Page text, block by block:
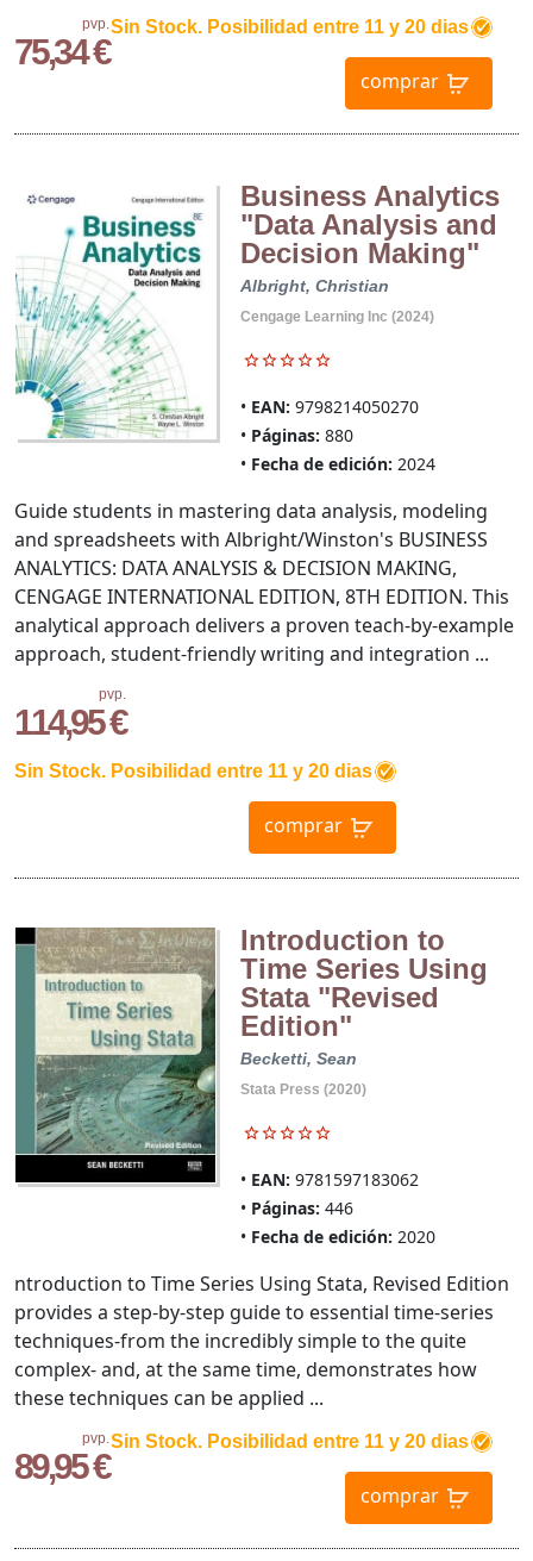
pvp.
75,34 €
Sin Stock. Posibilidad entre 11 y 20 dias
comprar
Business Analytics
"Data Analysis and
Decision Making"
Albright, Christian
Cengage Learning Inc (2024)
EAN: 9798214050270
Páginas: 880
Fecha de edición: 2024
pvp.
114,95 €
Sin Stock. Posibilidad entre 11 y 20 dias
comprar
Guide students in mastering data analysis, modeling
and spreadsheets with Albright/Winston's BUSINESS
ANALYTICS: DATA ANALYSIS & DECISION MAKING,
CENGAGE INTERNATIONAL EDITION, 8TH EDITION. This
analytical approach delivers a proven teach-by-example
approach, student-friendly writing and integration ...
Introduction to
Time Series Using
Stata "Revised
Edition"
Becketti, Sean
Stata Press (2020)
EAN: 9781597183062
Páginas: 446
Fecha de edición: 2020
pvp.
89,95 €
Sin Stock. Posibilidad entre 11 y 20 dias
comprar
ntroduction to Time Series Using Stata, Revised Edition
provides a step-by-step guide to essential time-series
techniques-from the incredibly simple to the quite
complex- and, at the same time, demonstrates how
these techniques can be applied ...